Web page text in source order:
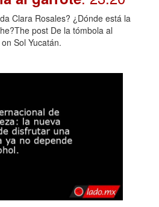
Clara Rosales? ¿Dónde está la
post De la tómbola al
Sol Yucatán.